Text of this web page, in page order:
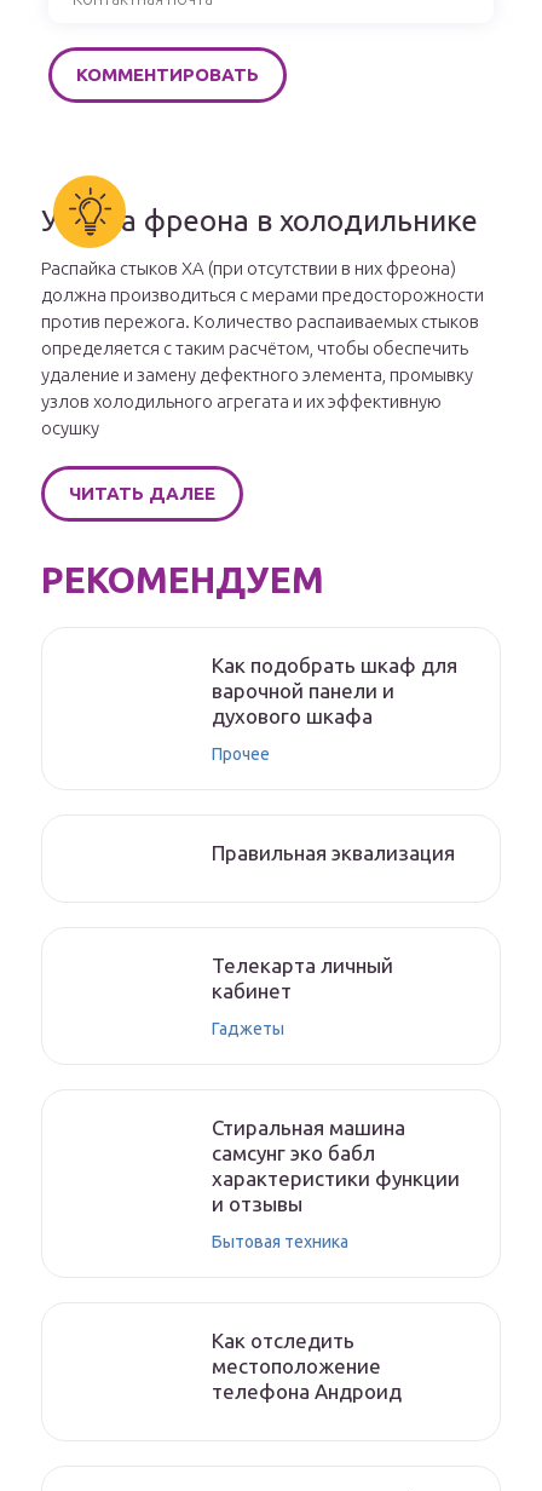
Утечка фреона в холодильнике
Распайка стыков ХА (при отсутствии в них фреона)
должна производиться с мерами предосторожности
против пережога. Количество распаиваемых стыков
определяется с таким расчётом, чтобы обеспечить
удаление и замену дефектного элемента, промывку
узлов холодильного агрегата и их эффективную
осушку
ЧИТАТЬ ДАЛЕЕ
РЕКОМЕНДУЕМ
Как подобрать шкаф для
варочной панели и
духового шкафа
Прочее
Правильная эквализация
Телекарта личный
кабинет
Гаджеты
Стиральная машина
самсунг эко бабл
характеристики функции
и отзывы
Бытовая техника
Как отследить
местоположение
телефона Андроид